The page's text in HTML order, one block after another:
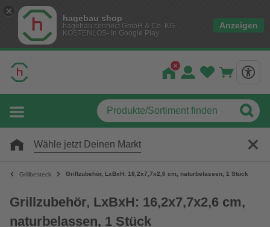
hagebau shop
hagebau connect GmbH & Co. KG
KOSTENLOS- In Google Play
Anzeigen
Wähle jetzt Deinen Markt
Grillbesteck Grillzubehör, LxBxH: 16,2x7,7x2,6 cm, naturbelassen, 1 Stück
Grillzubehör, LxBxH: 16,2x7,7x2,6 cm,
naturbelassen, 1 Stück